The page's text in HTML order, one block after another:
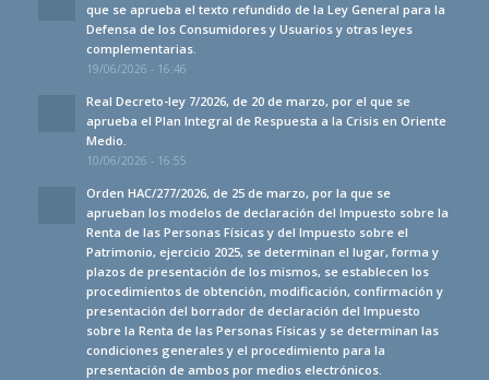
que se aprueba el texto refundido de la Ley General para la
Defensa de los Consumidores y Usuarios y otras leyes
complementarias.
19/06/2026 - 16:46
Real Decreto-ley 7/2026, de 20 de marzo, por el que se
aprueba el Plan Integral de Respuesta a la Crisis en Oriente
Medio.
10/06/2026 - 16:55
Orden HAC/277/2026, de 25 de marzo, por la que se
aprueban los modelos de declaración del Impuesto sobre la
Renta de las Personas Físicas y del Impuesto sobre el
Patrimonio, ejercicio 2025, se determinan el lugar, forma y
plazos de presentación de los mismos, se establecen los
procedimientos de obtención, modificación, confirmación y
presentación del borrador de declaración del Impuesto
sobre la Renta de las Personas Físicas y se determinan las
condiciones generales y el procedimiento para la
presentación de ambos por medios electrónicos.